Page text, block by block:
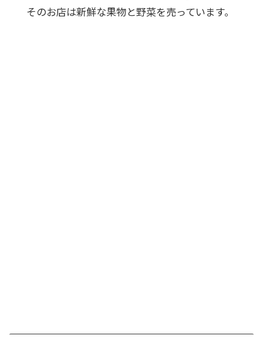
そのお店は新鮮な果物と野菜を売っています。